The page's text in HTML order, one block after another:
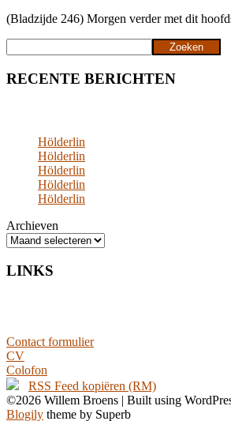
(Bladzijde 246) Morgen verder met dit
Zoeken
RECENTE BERICHTEN
Hölderlin
Hölderlin
Hölderlin
Hölderlin
Hölderlin
Archieven
LINKS
Contact formulier
CV
Colofon
RSS Feed kopiëren (RM)
©2026 Willem Broens | Built using
Blogily theme by Superb